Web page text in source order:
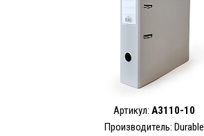
Артикул: A3110-10
Производитель: Durable